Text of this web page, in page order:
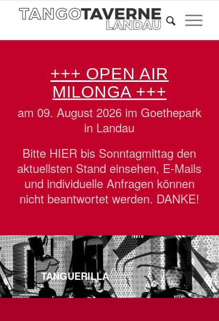
+++ OPEN AIR
MILONGA +++
am 09. August 2026 im Goethepark
in Landau
Bitte HIER bis Sonntagmittag den
aktuellsten Stand einsehen, E-Mails
und individuelle Anfragen können
nicht beantwortet werden. DANKE!
TANGUERILLA